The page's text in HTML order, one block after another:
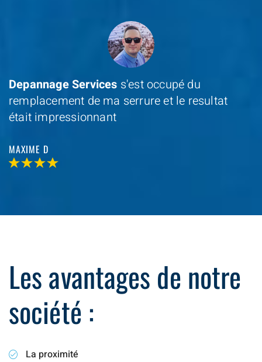
Depannage Services s'est occupé du
remplacement de ma serrure et le resultat
était impressionnant
MAXIME D
Les avantages de notre
société :
La proximité